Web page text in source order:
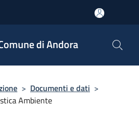
di Andora
> Documenti e dati >
Ambiente